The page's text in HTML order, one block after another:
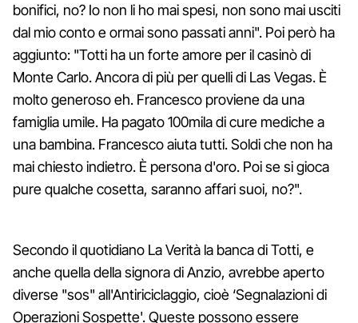
bonifici, no? Io non li ho mai spesi, non sono mai usciti
dal mio conto e ormai sono passati anni". Poi però ha
aggiunto: "Totti ha un forte amore per il casinò di
Monte Carlo. Ancora di più per quelli di Las Vegas. È
molto generoso eh. Francesco proviene da una
famiglia umile. Ha pagato 100mila di cure mediche a
una bambina. Francesco aiuta tutti. Soldi che non ha
mai chiesto indietro. È persona d'oro. Poi se si gioca
pure qualche cosetta, saranno affari suoi, no?".
Secondo il quotidiano La Verità la banca di Totti, e
anche quella della signora di Anzio, avrebbe aperto
diverse "sos" all'Antiriciclaggio, cioè ‘Segnalazioni di
Operazioni Sospette'. Queste possono essere